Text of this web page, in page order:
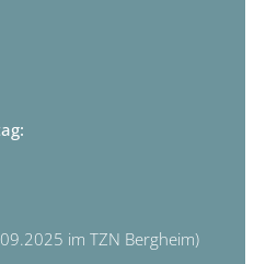
im TZN Bergheim)